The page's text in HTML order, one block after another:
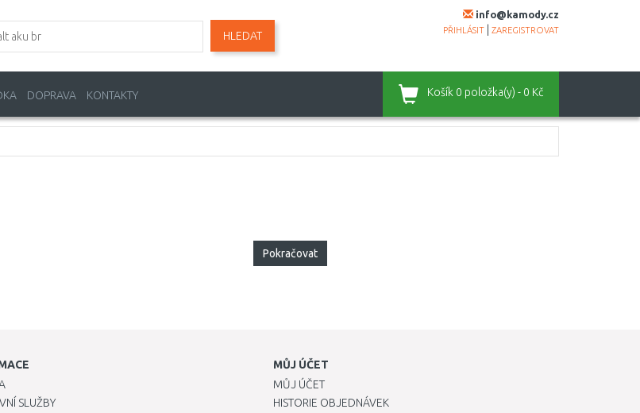
info@kamody.cz
PŘIHLÁSIT ZAREGISTROVAT
HLEDAT
DOPRAVA KONTAKTY Košík 0 položka(y) - 0 Kč
Pokračovat
SLUŽBY
MŮJ ÚČET
MŮJ ÚČET
HISTORIE OBJEDNÁVEK